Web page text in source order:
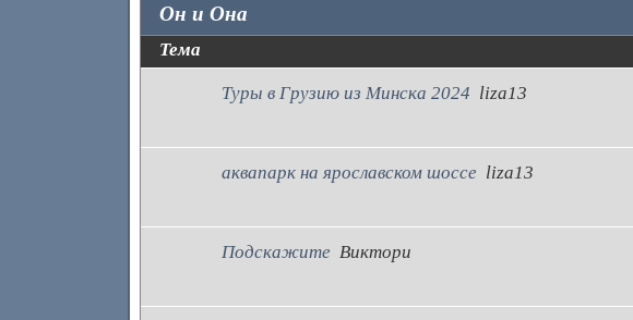
Он и Она
Тема
Туры в Грузию из Минска 2024 liza13
аквапарк на ярославском шоссе liza13
Подскажите Виктори